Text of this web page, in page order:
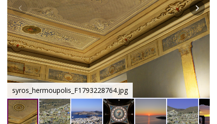
RU
CN
syros_hermoupolis_F1793228764.jpg